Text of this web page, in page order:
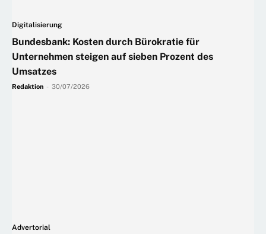
Digitalisierung
Bundesbank: Kosten durch Bürokratie für
Unternehmen steigen auf sieben Prozent des
Umsatzes
Redaktion 30/07/2026
Advertorial